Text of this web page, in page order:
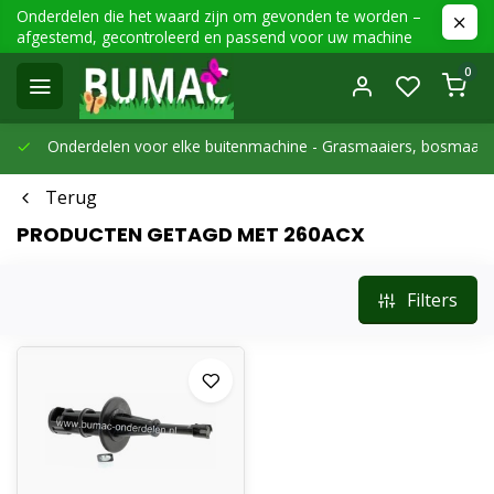
Onderdelen die het waard zijn om gevonden te worden –
afgestemd, gecontroleerd en passend voor uw machine
0
Onderdelen voor elke buitenmachine - Grasmaaiers,
Terug
PRODUCTEN GETAGD MET 260ACX
Filters